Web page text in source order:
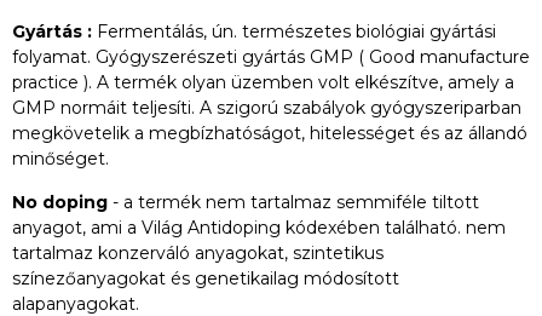
Gyártás : Fermentálás, ún. természetes biológiai gyártási
folyamat. Gyógyszerészeti gyártás GMP ( Good manufacture
practice ). A termék olyan üzemben volt elkészítve, amely a
GMP normáit teljesíti. A szigorú szabályok gyógyszeriparban
megkövetelik a megbízhatóságot, hitelességet és az állandó
minőséget.
No doping - a termék nem tartalmaz semmiféle tiltott
anyagot, ami a Világ Antidoping kódexében található. nem
tartalmaz konzerváló anyagokat, szintetikus
színezőanyagokat és genetikailag módosított
alapanyagokat.